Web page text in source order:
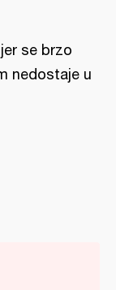
se brzo
nedostaje u